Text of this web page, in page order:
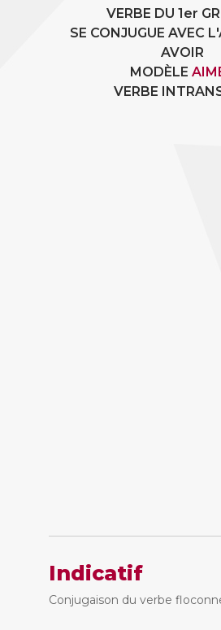
VERBE DU 1er
SE CONJUGUE AVEC
AVOIR
MODÈLE
VERBE
Indicatif
Conjugaison du verbe